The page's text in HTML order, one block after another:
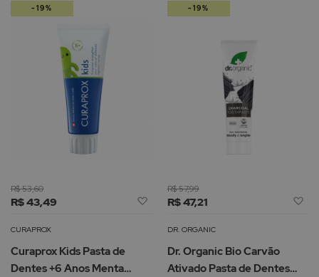
R$ 43,49
R$ 53,60
Adicionar
Lista
Desejos
CURAPROX
Curaprox Kids Pasta de
Dentes +6 Anos Menta
-19%
R$ 47,21
R$ 57,99
DR. ORGANIC
Dr. Organic Bio Carvão
Ativado Pasta de Dentes
-19%